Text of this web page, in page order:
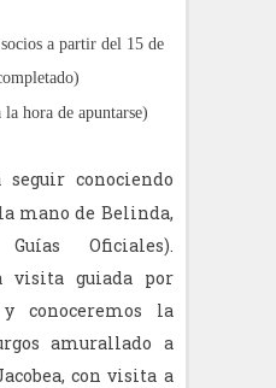
a partir del 15 de
la hora de apuntarse)
conociendo
mano de Belinda,
Oficiales).
visita guiada por
conoceremos la
amurallado a
con visita a